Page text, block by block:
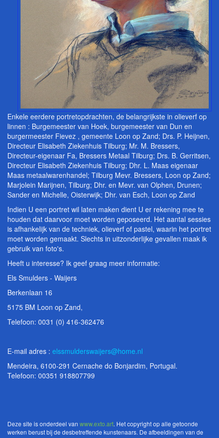
Enkele eerdere portretopdrachten, de belangrijkste in olieverf op
linnen : Burgemeester van Hoek, burgemeester van Dun en
burgermeester Fievez , gemeente Loon op Zand; Drs. P. Heijnen,
Directeur Elisabeth Ziekenhuis Tilburg; Mr. M. Bressers,
Directeur-eigenaar Fa, Bressers Metaal Tilburg; Drs. B. Gerritsen,
Directeur Elisabeth Ziekenhuis Tilburg; Dhr. L. Maas eigenaar
Maas metaalwarenhandel; Tilburg Mevr. Bressers, Loon op Zand;
Marjolein Marijnen, Tilburg; Dhr. en Mevr. van Olphen, Drunen;
Sander en Michelle, Oisterwijk; Dhr. van Esch, Loon op Zand
Indien U een portret wil laten maken dient U er rekening mee te
houden dat daarvoor moet worden geposeerd. Het aantal sessies
is afhankelijk van de techniek, olieverf of pastel, waarin het portret
moet worden gemaakt. Slechts in uitzonderlijke gevallen maak ik
gebruik van foto's.
Heeft u interesse? Ik geef graag meer informatie:
Els Smulders - Waijers
Berkenlaan 16
5175 BM Loon op Zand,
Telefoon: 0031 (0) 416-362476
E-mail adres : elssmulderswaijers@home.nl
Mendeira, 6100-291 Cernache do Bonjardim, Portugal.
Telefoon: 00351 918807799
Deze site is onderdeel van www.exto.art. Het copyright op alle getoonde
werken berust bij de desbetreffende kunstenaars. De afbeeldingen van de